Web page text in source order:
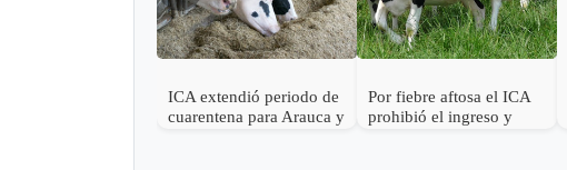
ICA extendió periodo de
cuarentena para Arauca y
Por fiebre aftosa el ICA
prohibió el ingreso y